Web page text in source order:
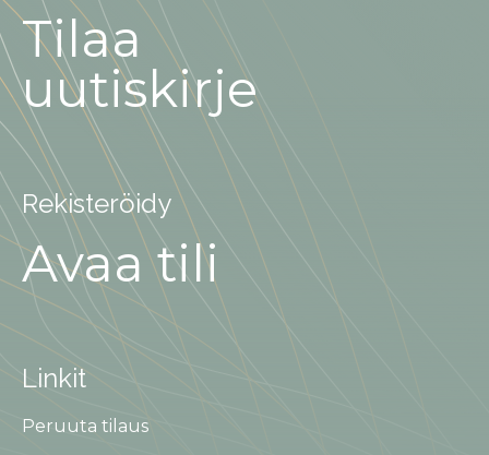
Tilaa
uutiskirje
Rekisteröidy
Avaa tili
Linkit
Peruuta tilaus